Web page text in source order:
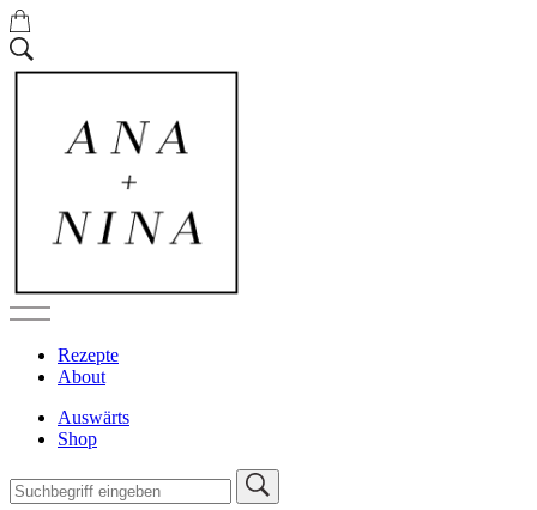
Rezepte
About
Auswärts
Shop